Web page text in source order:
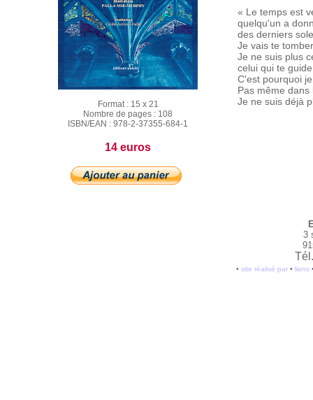
Format : 15 x 21
Nombre de pages : 108
ISBN/EAN : 978-2-37355-684-1
14 euros
« Le temps est
quelqu'un a
des derniers
Je vais te
Je ne suis plus
celui qui te
C'est pourquoi
Pas même dans
Je ne suis déjà
3
• site réalisé par• liens